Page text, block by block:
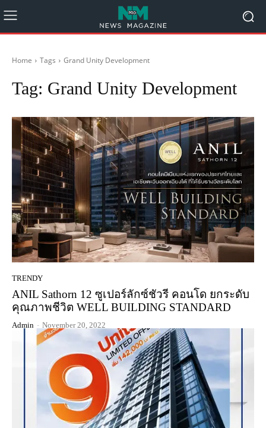
Home Tags Grand Unity Development
Tag: Grand Unity Development
TRENDY
ANIL Sathorn 12 ซูเปอร์ลักซ์ชัวรี คอนโด ยกระดับ
คุณภาพชีวิต WELL BUILDING STANDARD
Admin - November 20, 2022